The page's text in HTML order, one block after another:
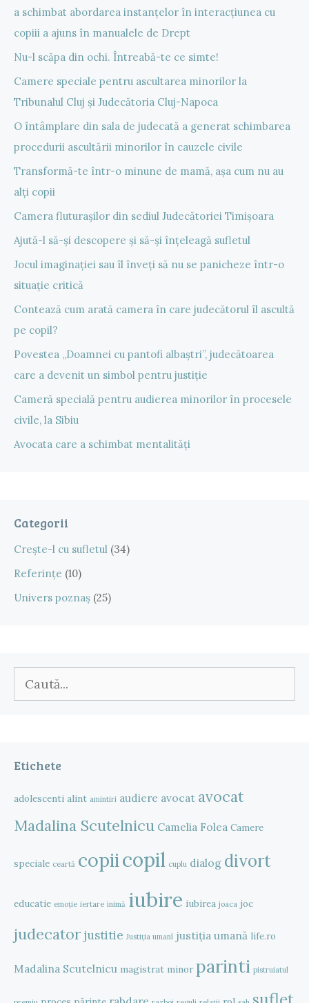
a schimbat abordarea instanțelor în interacțiunea cu
copiii a ajuns în manualele de Drept
Nu-l scăpa din ochi. Întreabă-te ce simte!
Camere speciale pentru ascultarea minorilor la
Tribunalul Cluj și Judecătoria Cluj-Napoca
O întâmplare din sala de judecată a generat schimbarea
procedurii ascultării minorilor în cauzele civile
Transformă-te într-o minune de mamă, așa cum nu au
alți copii
Camera fluturașilor din sediul Judecătoriei Timișoara
Ajută-l să-și descopere și să-și înțeleagă sufletul
Jocul imaginației sau îl înveți să nu se panicheze într-o
situație critică
Contează cum arată camera în care judecătorul îl ascultă
pe copil?
Povestea „Doamnei cu pantofi albaștri”, judecătoarea
care a devenit un simbol pentru justiție
Cameră specială pentru audierea minorilor în procesele
civile, la Sibiu
Avocata care a schimbat mentalități
Categorii
Crește-l cu sufletul (34)
Referințe (10)
Univers poznaș (25)
după:
Etichete
adolescenti alint amintiri audiere avocat avocat
Madalina Scutelnicu Camelia Folea Camere
speciale ceartă copiicopil cuplu dialog divort
educatie emoție iertare inimă iubire iubirea joaca joc
judecator justitie Justiția umanî justiția umană life.ro
Madalina Scutelnicu magistrat minor parinti pistruiatul